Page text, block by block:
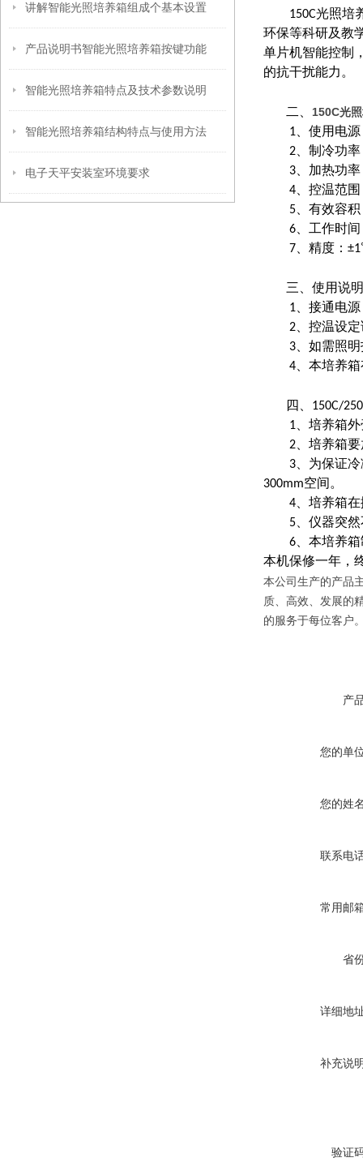
讲解智能光照培养箱组成个基本设置
产品说明书智能光照培养箱按键功能
智能光照培养箱特点及技术参数说明
智能光照培养箱结构特点与使用方法
电子天平安装室环境要求
150C光照培
环保等科研及教
单片机智能控制
的抗干扰能力。
二、 150C光
1、使用电源
2、制冷功率
3、加热功率
4、控温范
5、有效容积
6、工作时间
7、精度：
三、 使用说
1、接通电源，
2、控温设定
3、如需照明
4、本培养箱有
四、150C/
1、培养箱外
2、培养箱要放
3、为保证冷凝
300mm空间。
4、培养箱在搬
5、仪器突然不
6、本培养箱制
本机保修一年，
本公司生产的产品
质、高效、发展的
的服务于每位客户
产
您的单
您的姓
联系电
常用邮
省
详细地
补充说
验证